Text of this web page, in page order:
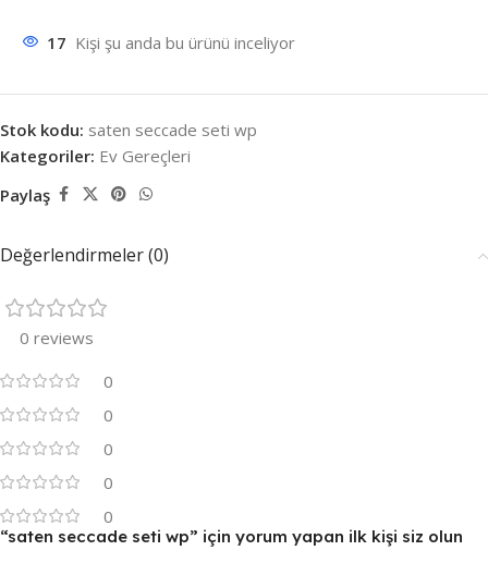
17 Kişi şu anda bu ürünü inceliyor
Stok kodu: saten seccade seti wp
Kategoriler: Ev Gereçleri
Paylaş
Değerlendirmeler (0)
0 reviews
0
0
0
0
0
“saten seccade seti wp” için yorum yapan ilk kişi siz olun